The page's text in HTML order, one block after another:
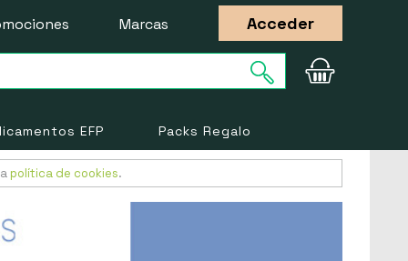
Marcas Acceder
EFP Packs Regalo
política de cookies.